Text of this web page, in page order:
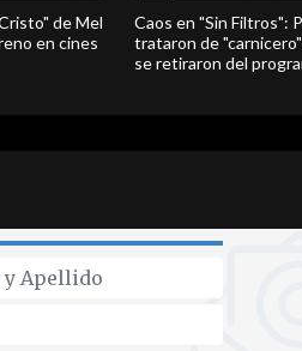
de Mel
en cines
Caos en "Sin Filtros":
trataron de
se retiraron del